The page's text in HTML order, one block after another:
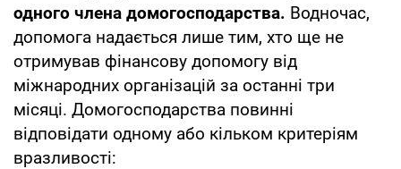
одного члена домогосподарства. Водночас,
допомога надається лише тим, хто ще не
отримував фінансову допомогу від
міжнародних організацій за останні три
місяці. Домогосподарства повинні
відповідати одному або кільком критеріям
вразливості: